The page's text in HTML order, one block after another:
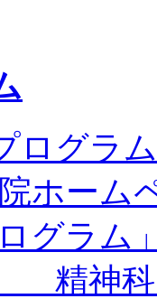
ログラ
ホーム
グラム
精神科